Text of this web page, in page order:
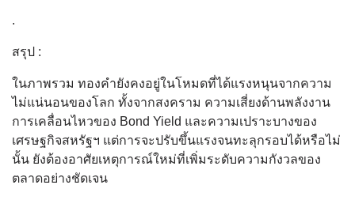
.
สรุป :
ในภาพรวม ทองคำยังคงอยู่ในโหมดที่ได้แรงหนุนจากความ
ไม่แน่นอนของโลก ทั้งจากสงคราม ความเสี่ยงด้านพลังงาน
การเคลื่อนไหวของ Bond Yield และความเปราะบางของ
เศรษฐกิจสหรัฐฯ แต่การจะปรับขึ้นแรงจนทะลุกรอบได้หรือไม่
นั้น ยังต้องอาศัยเหตุการณ์ใหม่ที่เพิ่มระดับความกังวลของ
ตลาดอย่างชัดเจน